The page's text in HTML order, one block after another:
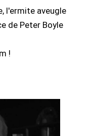
l'ermite aveugle
de Peter Boyle
!